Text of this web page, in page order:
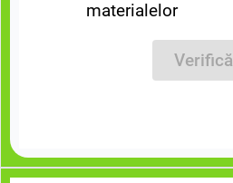
materialelor
Verifică